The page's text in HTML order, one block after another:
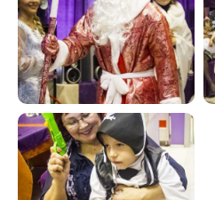
Вконтакте
(Реабилитация)
(Грантовые проекты)
@sm.kiya
@kiya.deti74
График работы
ПН-ПТ. 9:00-20:00
СБ.,ВС. выходной